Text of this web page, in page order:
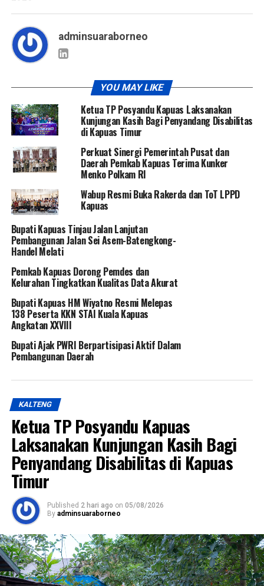
adminsuaraborneo
YOU MAY LIKE
Ketua TP Posyandu Kapuas Laksanakan
Kunjungan Kasih Bagi Penyandang Disabilitas
di Kapuas Timur
Perkuat Sinergi Pemerintah Pusat dan
Daerah Pemkab Kapuas Terima Kunker
Menko Polkam RI
Wabup Resmi Buka Rakerda dan ToT LPPD
Kapuas
Bupati Kapuas Tinjau Jalan Lanjutan
Pembangunan Jalan Sei Asem-Batengkong-
Handel Melati
Pemkab Kapuas Dorong Pemdes dan
Kelurahan Tingkatkan Kualitas Data Akurat
Bupati Kapuas HM Wiyatno Resmi Melepas
138 Peserta KKN STAI Kuala Kapuas
Angkatan XXVIII
Bupati Ajak PWRI Berpartisipasi Aktif Dalam
Pembangunan Daerah
KALTENG
Ketua TP Posyandu Kapuas
Laksanakan Kunjungan Kasih Bagi
Penyandang Disabilitas di Kapuas
Timur
Published 2 hari ago on 05/08/2026
By adminsuaraborneo